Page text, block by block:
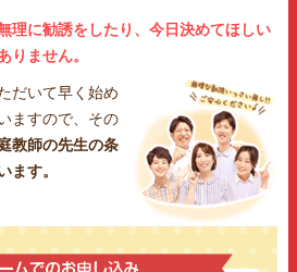
理に勧誘をしたり、今日決めてほしい
りません。
だいて早く始め
ますので、その
教師の先生の条
ます。